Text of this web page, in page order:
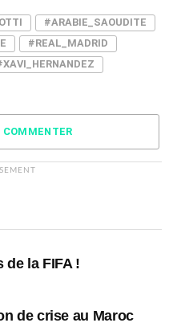
#ARABIE_SAOUDITE
#REAL_MADRID
COMMENTER
de la FIFA !
de crise au Maroc